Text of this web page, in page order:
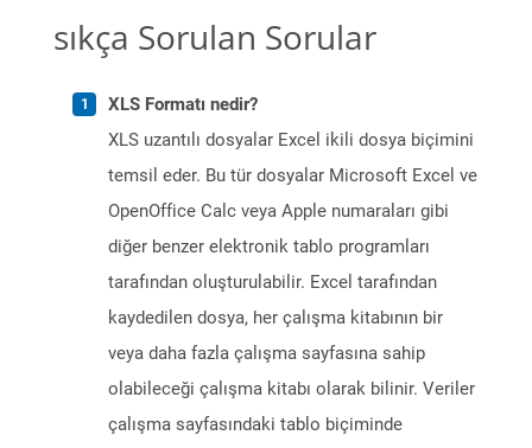
sıkça Sorulan Sorular
XLS Formatı nedir?
XLS uzantılı dosyalar Excel ikili dosya biçimini
temsil eder. Bu tür dosyalar Microsoft Excel ve
OpenOffice Calc veya Apple numaraları gibi
diğer benzer elektronik tablo programları
tarafından oluşturulabilir. Excel tarafından
kaydedilen dosya, her çalışma kitabının bir
veya daha fazla çalışma sayfasına sahip
olabileceği çalışma kitabı olarak bilinir. Veriler
çalışma sayfasındaki tablo biçiminde